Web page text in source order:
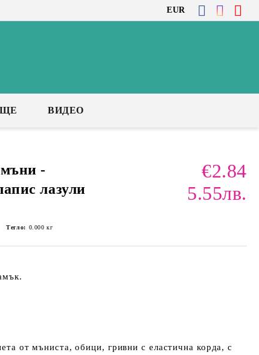
EUR
ВИДЕО
-
лазули
€2.84
5.55лв.
Тегло: 0.000 кг
от мъниста, обици, гривни с еластична корда, с